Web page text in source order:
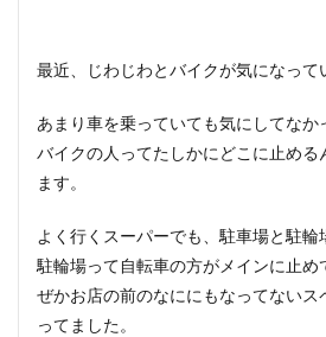
最近、じわじわとバイクが気になって
あまり車を乗っていても気にしてなか
バイクの人ってたしかにどこに止める
ます。
よく行くスーパーでも、駐車場と駐輪
駐輪場って自転車の方がメインに止め
ぜかお店の前のなににもなってないス
ってました。